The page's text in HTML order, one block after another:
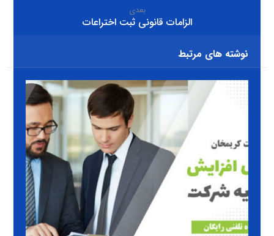
بعدی
الزامات قانونی ثبت اختراعات
نوشته های مرتبط